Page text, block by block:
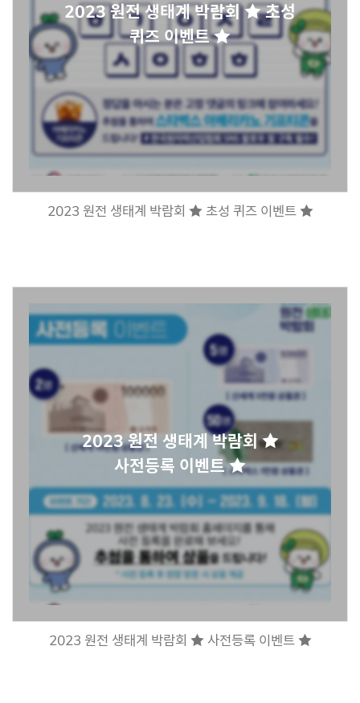
2023 원전 생태계 박람회 ★ 초성
퀴즈 이벤트 ★
2023 원전 생태계 박람회 ★ 초성 퀴즈 이벤트 ★
2023 원전 생태계 박람회 ★
사전등록 이벤트 ★
2023 원전 생태계 박람회 ★ 사전등록 이벤트 ★